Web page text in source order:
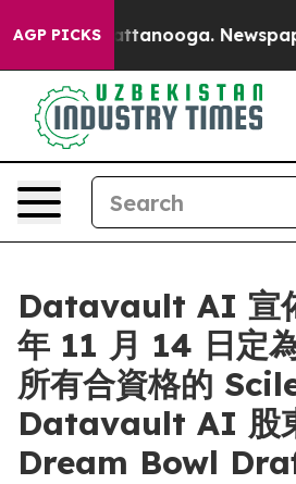
AGP PICKS
in Chattanooga. Newspaper
Datavault AI 宣
年 11 月 14 日定
所有合資格的
Datavault AI 股
Dream Bowl